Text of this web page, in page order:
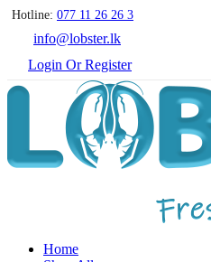
Hotline: 077 11 26 26 3
info@lobster.lk
Login Or Register
Home